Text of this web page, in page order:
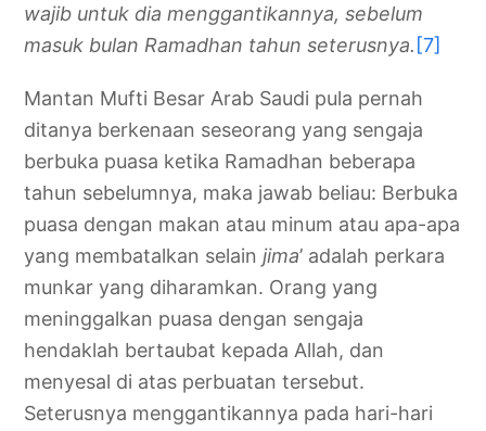
wajib untuk dia menggantikannya, sebelum
masuk bulan Ramadhan tahun seterusnya.[7]
Mantan Mufti Besar Arab Saudi pula pernah
ditanya berkenaan seseorang yang sengaja
berbuka puasa ketika Ramadhan beberapa
tahun sebelumnya, maka jawab beliau: Berbuka
puasa dengan makan atau minum atau apa-apa
yang membatalkan selainjima’ adalah perkara
munkar yang diharamkan. Orang yang
meninggalkan puasa dengan sengaja
hendaklah bertaubat kepada Allah, dan
menyesal di atas perbuatan tersebut.
Seterusnya menggantikannya pada hari-hari